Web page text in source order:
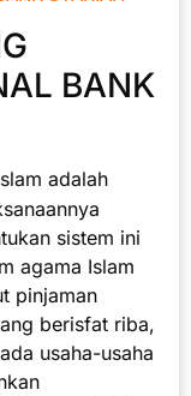
BANK
adalah
sistem ini
agama Islam
pinjaman
berisfat riba,
usaha-usaha